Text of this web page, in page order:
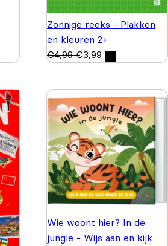
Zonnige reeks - Plakken
en kleuren 2+
€4,99 €3,99
Wie woont hier? In de
jungle - Wijs aan en kijk